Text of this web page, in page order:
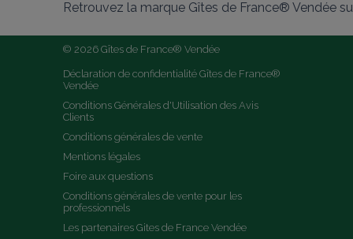
Retrouvez la marque Gîtes de France® Vendée
© 2026 Gîtes de France® Vendée
Déclaration de confidentialité Gîtes de France®
Vendée
Conditions Générales d'Utilisation des Avis
Clients
Conditions générales de vente
Mentions légales
Foire aux questions
Conditions générales de vente pour les
professionnels
Les partenaires Gites de France Vendée